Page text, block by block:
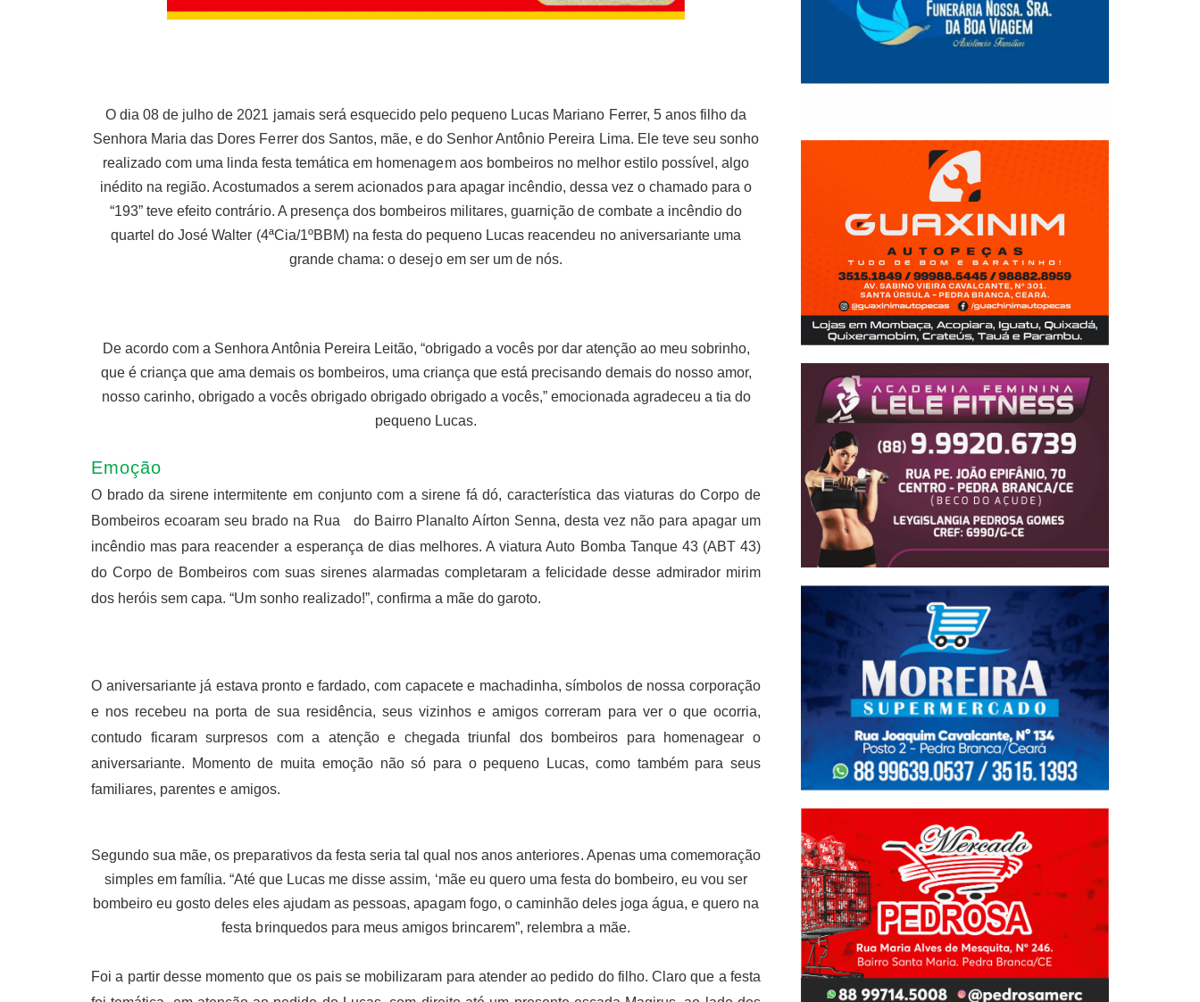
O dia 08 de julho de 2021 jamais será esquecido pelo pequeno Lucas Mariano Ferrer, 5 anos filho da
Senhora Maria das Dores Ferrer dos Santos, mãe, e do Senhor Antônio Pereira Lima. Ele teve seu sonho
realizado com uma linda festa temática em homenagem aos bombeiros no melhor estilo possível, algo
inédito na região. Acostumados a serem acionados para apagar incêndio, dessa vez o chamado para o
“193” teve efeito contrário. A presença dos bombeiros militares, guarnição de combate a incêndio do
quartel do José Walter (4ªCia/1ºBBM) na festa do pequeno Lucas reacendeu no aniversariante uma
grande chama: o desejo em ser um de nós.
De acordo com a Senhora Antônia Pereira Leitão, “obrigado a vocês por dar atenção ao meu sobrinho,
que é criança que ama demais os bombeiros, uma criança que está precisando demais do nosso amor,
nosso carinho, obrigado a vocês obrigado obrigado obrigado a vocês,” emocionada agradeceu a tia do
pequeno Lucas.
Emoção
O brado da sirene intermitente em conjunto com a sirene fá dó, característica das viaturas do Corpo de
Bombeiros ecoaram seu brado na Rua do Bairro Planalto Aírton Senna, desta vez não para apagar um
incêndio mas para reacender a esperança de dias melhores. A viatura Auto Bomba Tanque 43 (ABT 43)
do Corpo de Bombeiros com suas sirenes alarmadas completaram a felicidade desse admirador mirim
dos heróis sem capa. “Um sonho realizado!”, confirma a mãe do garoto.
O aniversariante já estava pronto e fardado, com capacete e machadinha, símbolos de nossa corporação
e nos recebeu na porta de sua residência, seus vizinhos e amigos correram para ver o que ocorria,
contudo ficaram surpresos com a atenção e chegada triunfal dos bombeiros para homenagear o
aniversariante. Momento de muita emoção não só para o pequeno Lucas, como também para seus
familiares, parentes e amigos.
Segundo sua mãe, os preparativos da festa seria tal qual nos anos anteriores. Apenas uma comemoração
simples em família. “Até que Lucas me disse assim, ‘mãe eu quero uma festa do bombeiro, eu vou ser
bombeiro eu gosto deles eles ajudam as pessoas, apagam fogo, o caminhão deles joga água, e quero na
festa brinquedos para meus amigos brincarem”, relembra a mãe.
Foi a partir desse momento que os pais se mobilizaram para atender ao pedido do filho. Claro que a festa